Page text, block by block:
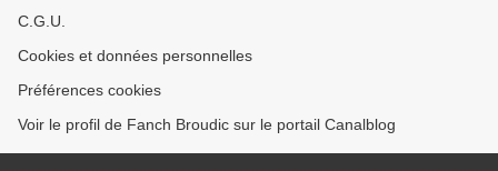
C.G.U.
Cookies et données personnelles
Préférences cookies
Voir le profil de Fanch Broudic sur le portail Canalblog